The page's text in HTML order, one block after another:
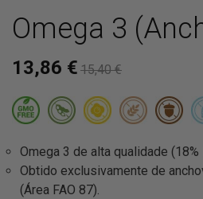
Omega 3
13,86 € 15,40 €
Omega 3 de alta qualidade (18%
Obtido exclusivamente de
(Área FAO 87).